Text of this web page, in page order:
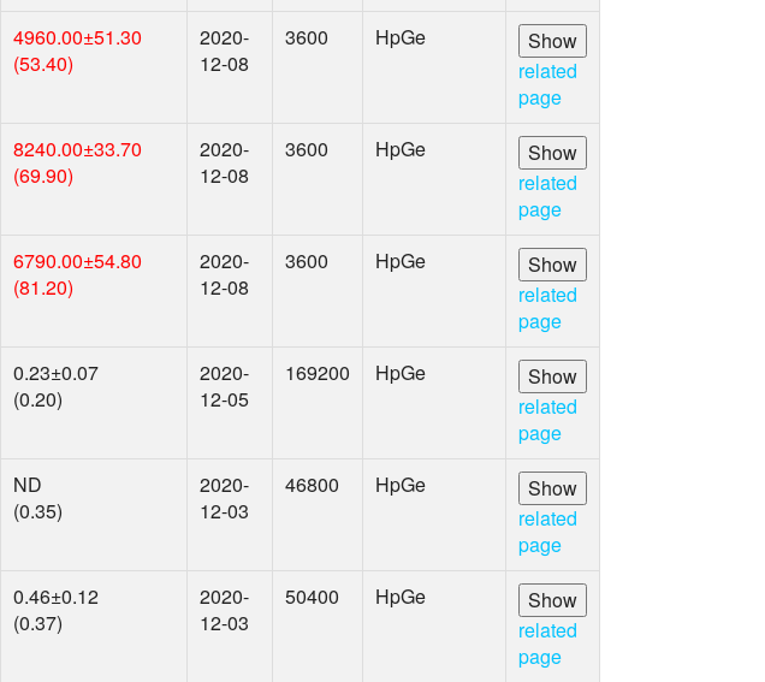
4960.00±51.30
(53.40)
2020-
12-08
3600
HpGe
related
page
8240.00±33.70
(69.90)
2020-
12-08
3600
HpGe
related
page
6790.00±54.80
(81.20)
2020-
12-08
3600
HpGe
related
page
0.23±0.07
(0.20)
2020-
12-05
169200
HpGe
related
page
ND
(0.35)
2020-
12-03
46800
HpGe
related
page
0.46±0.12
(0.37)
2020-
12-03
50400
HpGe
related
page